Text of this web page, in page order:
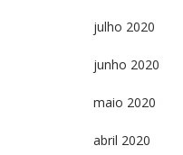
julho 2020
junho 2020
maio 2020
abril 2020